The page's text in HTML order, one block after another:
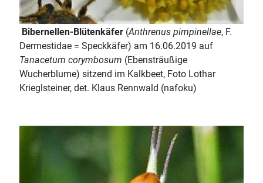
Bibernellen-Blütenkäfer (Anthrenus pimpinellae, F.
Dermestidae = Speckkäfer) am 16.06.2019 auf
Tanacetum corymbosum (Ebensträußige
Wucherblume) sitzend im Kalkbeet, Foto Lothar
Krieglsteiner, det. Klaus Rennwald (nafoku)